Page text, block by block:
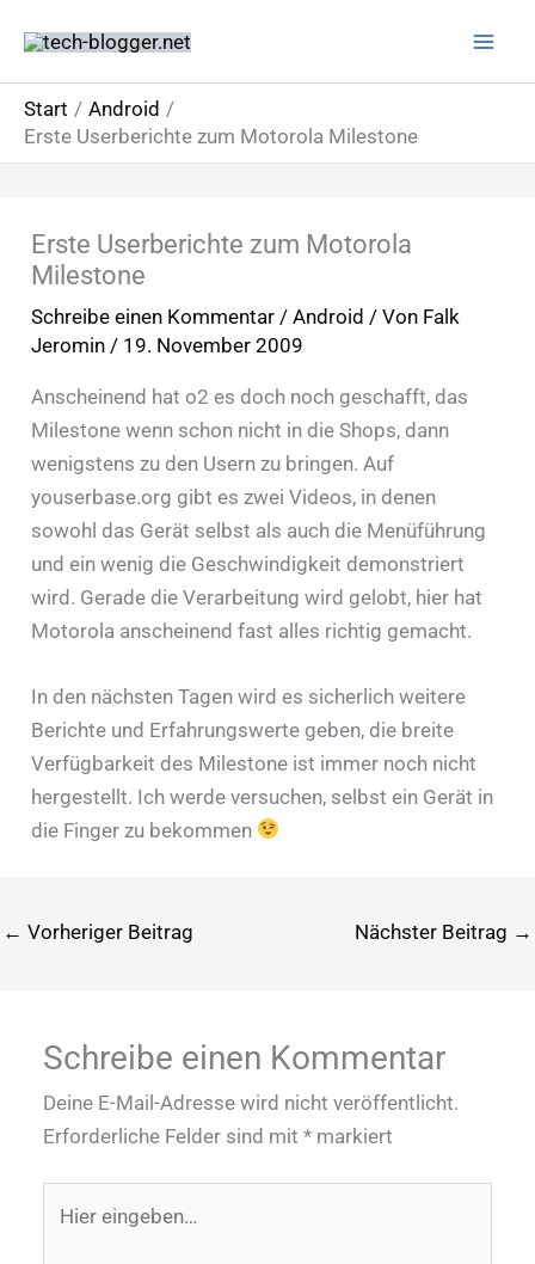
Inhalt
springen
Start
Android
Erste Userberichte zum Motorola Milestone
Erste Userberichte zum Motorola
Milestone
Schreibe einen Kommentar / Android / Von Falk
Jeromin / 19. November 2009
Anscheinend hat o2 es doch noch geschafft, das
Milestone wenn schon nicht in die Shops, dann
wenigstens zu den Usern zu bringen. Auf
youserbase.org gibt es zwei Videos, in denen
sowohl das Gerät selbst als auch die Menüführung
und ein wenig die Geschwindigkeit demonstriert
wird. Gerade die Verarbeitung wird gelobt, hier hat
Motorola anscheinend fast alles richtig gemacht.
In den nächsten Tagen wird es sicherlich weitere
Berichte und Erfahrungswerte geben, die breite
Verfügbarkeit des Milestone ist immer noch nicht
hergestellt. Ich werde versuchen, selbst ein Gerät in
die Finger zu bekommen
← Vorheriger Beitrag Nächster Beitrag →
Schreibe einen Kommentar
Deine E-Mail-Adresse wird nicht veröffentlicht.
Erforderliche Felder sind mit* markiert
eingeben…